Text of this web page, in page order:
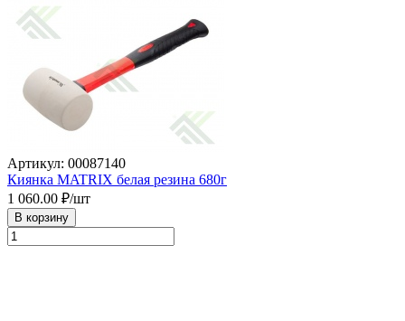
Артикул: 00087140
Киянка MATRIX белая резина 680г
1 060.00 ₽/шт
В корзину